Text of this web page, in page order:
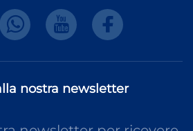
nostra newsletter